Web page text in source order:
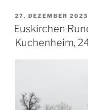
VERÖFFENTLICHT
AM
27. DEZEMBER 2023
Euskirchen
Kuchenheim,